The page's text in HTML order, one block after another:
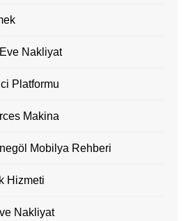
Nakliyat
Platformu
Makina
Mobilya Rehberi
Hizmeti
Nakliyat